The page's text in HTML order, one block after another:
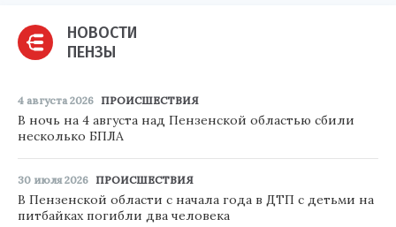
НОВОСТИ
ПЕНЗЫ
4 августа 2026 ПРОИСШЕСТВИЯ
В ночь на 4 августа над Пензенской областью сбили
несколько БПЛА
30 июля 2026 ПРОИСШЕСТВИЯ
В Пензенской области с начала года в ДТП с детьми на
питбайках погибли два человека